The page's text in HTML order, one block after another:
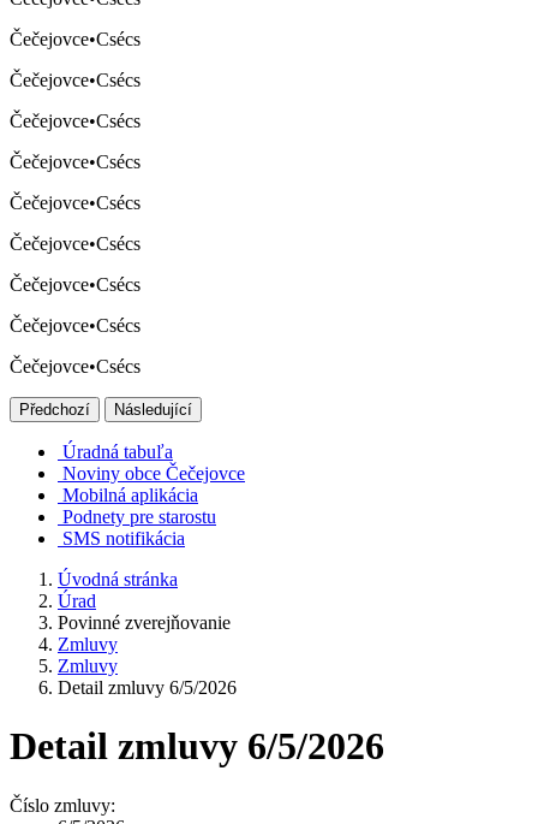
Čečejovce•Csécs
Čečejovce•Csécs
Čečejovce•Csécs
Čečejovce•Csécs
Čečejovce•Csécs
Čečejovce•Csécs
Čečejovce•Csécs
Čečejovce•Csécs
Čečejovce•Csécs
Předchozí Následující
Úradná tabuľa
Noviny obce Čečejovce
Mobilná aplikácia
Podnety pre starostu
SMS notifikácia
Úvodná stránka
Úrad
Povinné zverejňovanie
Zmluvy
Zmluvy
Detail zmluvy 6/5/2026
Detail zmluvy 6/5/2026
Číslo zmluvy: